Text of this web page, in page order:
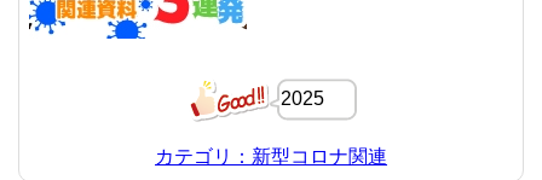
2025
カテゴリ：新型コロナ関連